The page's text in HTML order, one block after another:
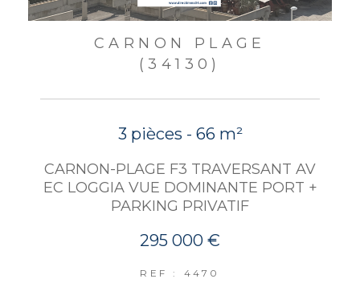
CARNON PLAGE
(34130)
3 pièces - 66 m²
CARNON-PLAGE F3 TRAVERSANT AV
EC LOGGIA VUE DOMINANTE PORT +
PARKING PRIVATIF
295 000 €
REF : 4470